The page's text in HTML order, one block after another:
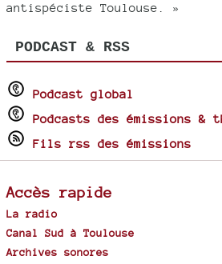
antispéciste Toulouse. »
PODCAST & RSS
Podcast global
Podcasts des émissions &
Fils rss des émissions
Accès rapide
La radio
Canal Sud à Toulouse
Archives sonores